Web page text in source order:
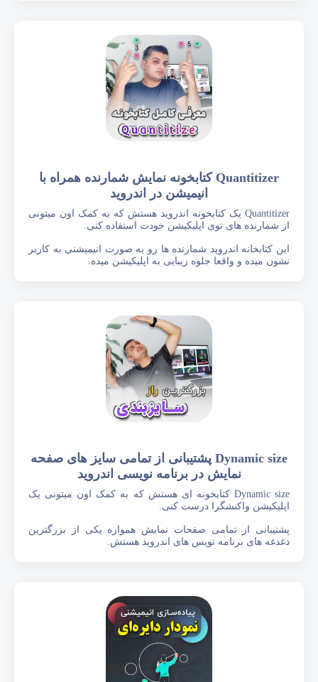
Quantitizer کتابخونه نمایش شمارنده همراه با
انیمیشن در اندروید
Quantitizer یک کتابخونه اندروید هستش که به کمک اون میتونی
از شمارنده های توی اپلیکیشن خودت استفاده کنی.
این کتابخانه اندروید شمارنده ها رو به صورت انیمیشنی به کاربر
نشون میده و واقعا جلوه زیبایی به اپلیکیشن میده.
Dynamic size پشتیبانی از تمامی سایز های صفحه
نمایش در برنامه نویسی اندروید
Dynamic size کتابخونه ای هستش که به کمک اون میتونی یک
اپلیکیشن واکنشگرا درست کنی.
پشتیبانی از تمامی صفحات نمایش همواره یکی از بزرگترین
دغدغه های برنامه نویس های اندروید هستش.